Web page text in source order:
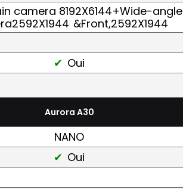
camera 8192X6144+Wide-angle
&Front,2592X1944
Oui
Aurora A30
NANO
Oui